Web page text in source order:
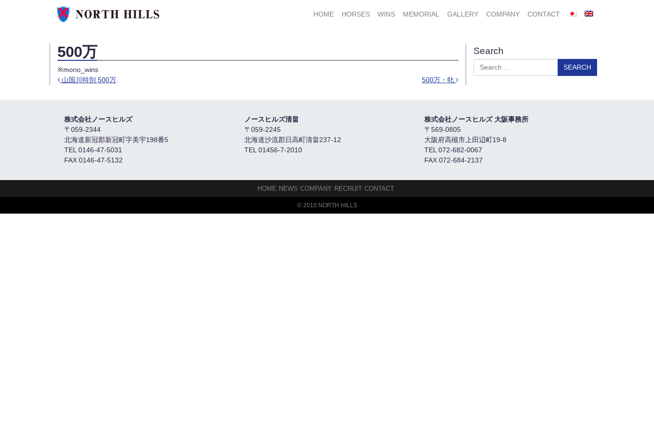
HOME
HORSES WINS MEMORIAL GALLERY COMPANY CONTACT
500万
※mono_wins
山国川特別 500万 500万・牝
Search
Search
株式会社ノースヒルズ
〒059-2344
北海道新冠郡新冠町字美宇198番5
TEL 0146-47-5031
FAX 0146-47-5132
ノースヒルズ清畠
〒059-2245
北海道沙流郡日高町清畠237-12
TEL 01456-7-2010
株式会社ノースヒルズ 大阪事務所
〒569-0805
大阪府高槻市上田辺町19-8
TEL 072-682-0067
FAX 072-684-2137
HOME NEWS COMPANY RECRUIT CONTACT
© 2010 NORTH HILLS